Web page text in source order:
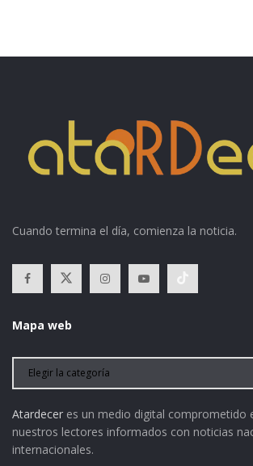
Cuando termina el día, comienza la noticia.
Mapa web
Atardecer es un medio digital comprometido
nuestros lectores informados con noticias
internacionales.